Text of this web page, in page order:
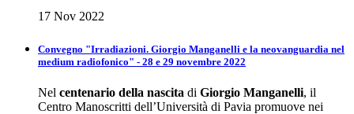
17 Nov 2022
Convegno "Irradiazioni. Giorgio Manganelli e la neovanguardia nel
medium radiofonico" - 28 e 29 novembre 2022
Nel centenario della nascita di Giorgio Manganelli, il
Centro Manoscritti dell’Università di Pavia promuove nei